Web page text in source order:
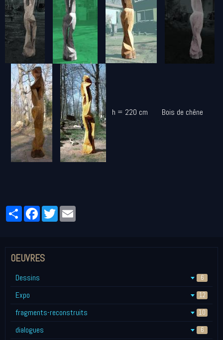
h = 220 cm Bois de chêne
PartagerFacebookTwitter
OEUVRES
Dessins 6
Expo 12
fragments-reconstruits 10
dialogues 6